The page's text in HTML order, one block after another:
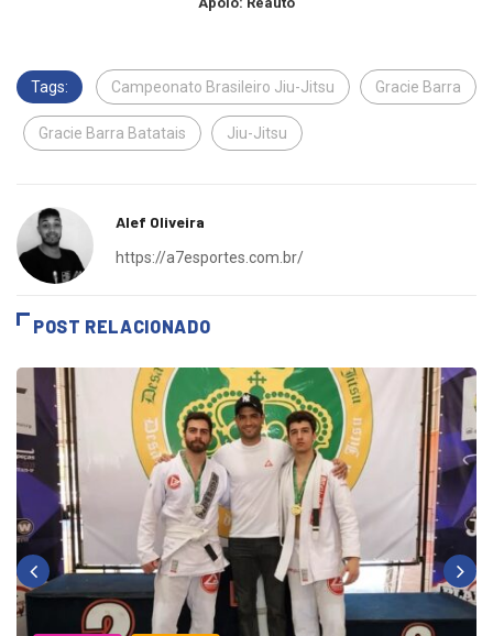
Apoio: Reauto
Tags: Campeonato Brasileiro Jiu-Jitsu Gracie Barra
Gracie Barra Batatais Jiu-Jitsu
Alef Oliveira
https://a7esportes.com.br/
POST RELACIONADO